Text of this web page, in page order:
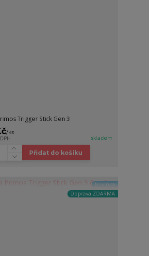
Trigger Stick Gen 3
/ks
skladem
Přidat do košíku
Novinka
Doprava ZDARMA